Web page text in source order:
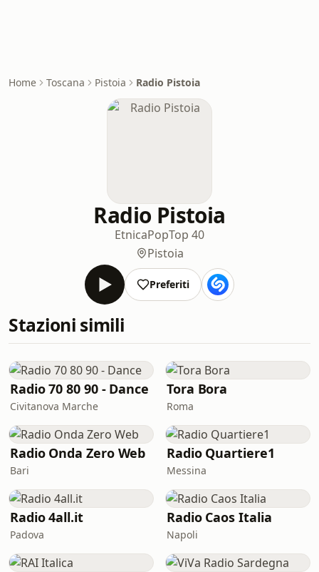
Home Toscana Pistoia Radio Pistoia
Radio Pistoia
EtnicaPopTop 40
Pistoia
Preferiti
Stazioni simili
Radio 70 80 90 - Dance
Civitanova Marche
Tora Bora
Roma
Radio Onda Zero Web
Bari
Radio Quartiere1
Messina
Radio 4all.it
Padova
Radio Caos Italia
Napoli